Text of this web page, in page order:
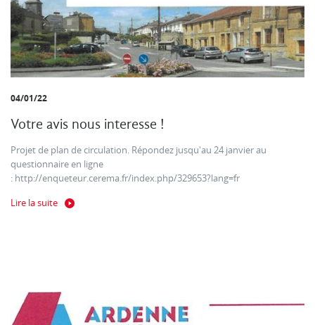
04/01/22
Votre avis nous interesse !
Projet de plan de circulation. Répondez jusqu'au 24 janvier au
questionnaire en ligne
: http://enqueteur.cerema.fr/index.php/329653?lang=fr
Lire la suite